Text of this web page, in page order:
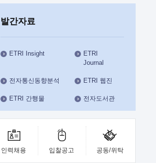
소
전략연구단
ETRI CI
발간자료
ETRI Insight
ETRI
Journal
전자통신동향분석 ETRI 웹진
ETRI 간행물 전자도서관
인력채용 입찰공고 공동/위탁